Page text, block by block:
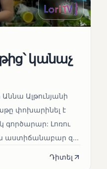
կանաչ
Աննա Ալթունյանի
փոխարինել է
գործարար: Լոռու
աստիճանաբար զ...
Դիտել